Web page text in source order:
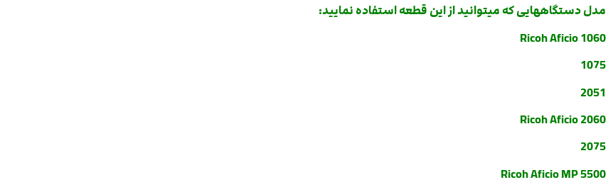
مدل دستگاههایی که میتوانید از این قطعه استفاده نمایید:
Ricoh Aficio 1060
1075
2051
Ricoh Aficio 2060
2075
Ricoh Aficio MP 5500